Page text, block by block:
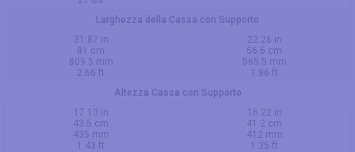
Larghezza della Cassa con Supporto
31.87 in
81 cm
809.5 mm
2.66 ft
22.26 in
56.6 cm
565.5 mm
1.86 ft
Altezza Cassa con Supporto
17.13 in
43.5 cm
435 mm
1.43 ft
16.22 in
41.2 cm
412 mm
1.35 ft